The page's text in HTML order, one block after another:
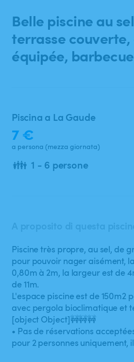
Belle piscineausel
terrassecouverte​,​
équipée​,​ barbecue
Piscina a La Gaude
7 €
a persona (mezza giornata)
👪 1 - 6 persone
Piscine très propre​,​ au sel​,​ de
pour pouvoir nager aisément​,​
0​,​80m à 2m​,​ la largeur est de
de 11m.
L'espace piscine est de 150m2
avec pergola bioclimatique et
[object Object]🚧🚧🚧
• Pas de réservations
pour 2 personnes uniquement​,​